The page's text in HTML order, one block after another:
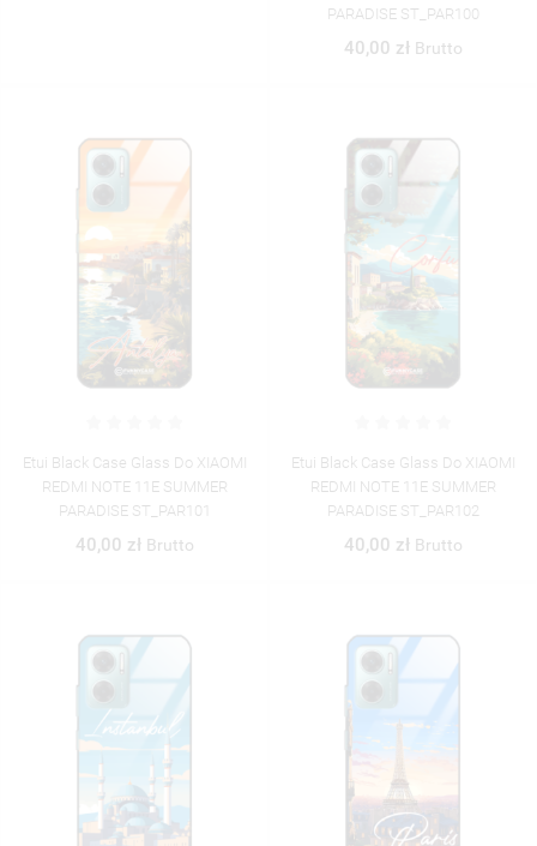
PARADISE ST_PAR100
40,00 zł Brutto
Etui Black Case Glass Do XIAOMI
REDMI NOTE 11E SUMMER
PARADISE ST_PAR101
40,00 zł Brutto
Etui Black Case Glass Do XIAOMI
REDMI NOTE 11E SUMMER
PARADISE ST_PAR102
40,00 zł Brutto